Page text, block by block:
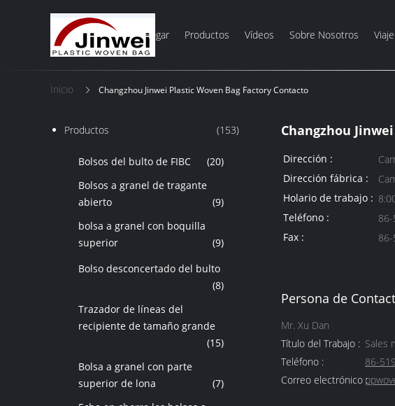
Hogar Productos Vídeos Sobre Nosotros
Inicio Changzhou Jinwei Plastic Woven Bag Factory Contacto
Productos (153)
Bolsos del bulto de FIBC
(20)
Bolsos a granel de tragante
abierto
(9)
bolsa a granel con boquilla
superior
(9)
Bolso desconcertado del bulto
(8)
Trazador de líneas del
recipiente de tamaño grande
(15)
Bolsa a granel con parte
superior de lona
(7)
Changzhou
Dirección :
Dirección fábrica :
Holario de trabajo :
Teléfono :
Fax :
Persona de
Mr. Xu Dan
Título del Trabajo : Sales
Teléfono :
86-
Correo electrónico :